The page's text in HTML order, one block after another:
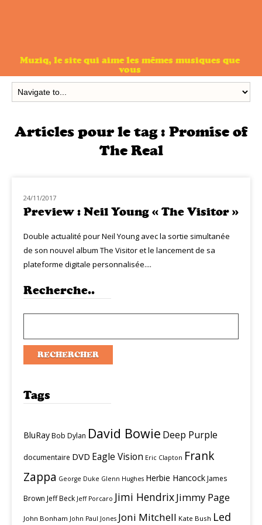
Muziq, le site qui aime les mêmes musiques que
vous
Articles pour le tag : Promise of
The Real
NOUVEAUTÉS
24/11/2017
Preview : Neil Young « The Visitor »
Double actualité pour Neil Young avec la sortie simultanée
de son nouvel album The Visitor et le lancement de sa
plateforme digitale personnalisée....
Recherche..
Tags
BluRayBob Dylan David Bowie Deep Purple
documentaire DVD Eagle Vision Eric Clapton Frank
Zappa George Duke Glenn Hughes Herbie HancockJames
Brown Jeff Beck Jeff Porcaro Jimi HendrixJimmy Page
John Bonham John Paul Jones Joni Mitchell Kate Bush Led